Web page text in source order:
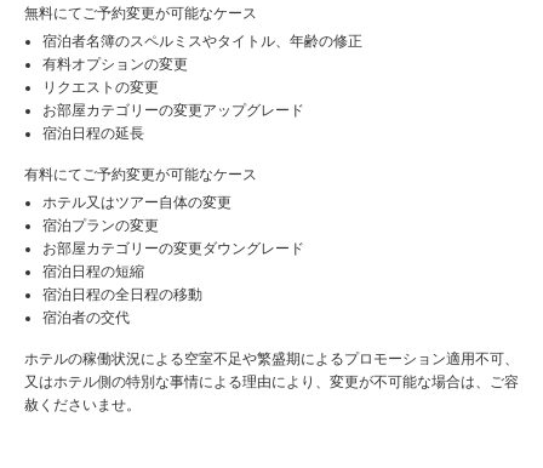
無料にてご予約変更が可能なケース
宿泊者名簿のスペルミスやタイトル、年齢の修正
有料オプションの変更
リクエストの変更
お部屋カテゴリーの変更アップグレード
宿泊日程の延長
有料にてご予約変更が可能なケース
ホテル又はツアー自体の変更
宿泊プランの変更
お部屋カテゴリーの変更ダウングレード
宿泊日程の短縮
宿泊日程の全日程の移動
宿泊者の交代
ホテルの稼働状況による空室不足や繁盛期によるプロモーション適用不可、
又はホテル側の特別な事情による理由により、変更が不可能な場合は、ご容
赦くださいませ。